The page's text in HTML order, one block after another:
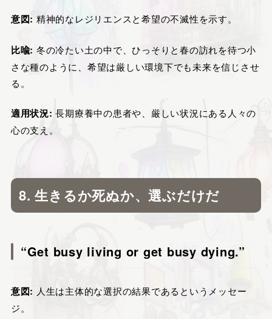
意図: 精神的なレジリエンスと希望の不滅性を示す。
比喩: 冬の冷たい土の中で、ひっそりと春の訪れを待つ小
さな種のように、希望は厳しい環境下でも未来を信じさせ
る。
適用状況: 長期療養中の患者や、厳しい状況にある人々の
心の支え。
8. 生きるか死ぬか、選ぶだけだ
“Get busy living or get busy dying.”
意図: 人生は主体的な選択の結果であるというメッセー
ジ。